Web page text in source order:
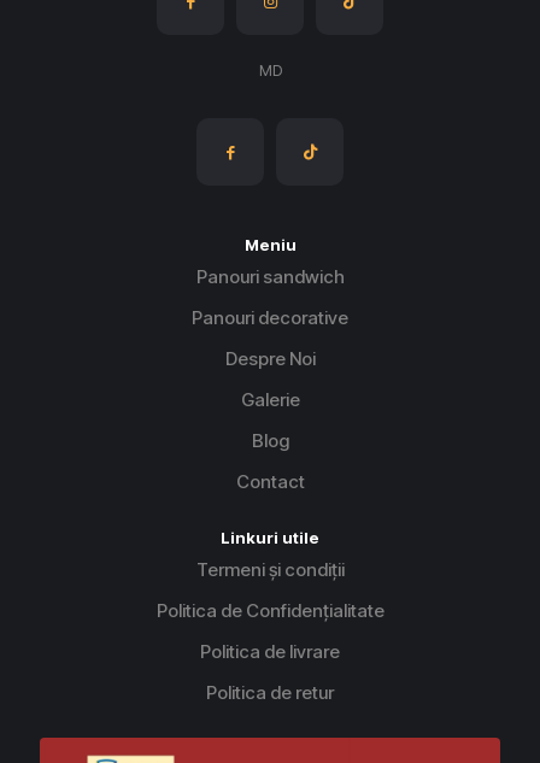
MD
Meniu
Panouri sandwich
Panouri decorative
Despre Noi
Galerie
Blog
Contact
Linkuri utile
Termeni și condiții
Politica de Confidențialitate
Politica de livrare
Politica de retur